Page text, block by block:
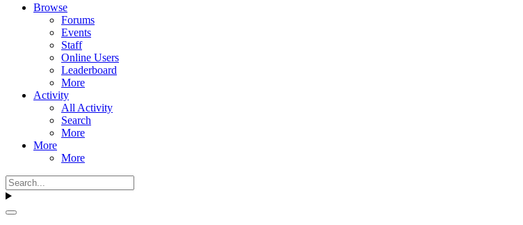
Browse
Forums
Events
Staff
Online Users
Leaderboard
More
Activity
All Activity
Search
More
More
More